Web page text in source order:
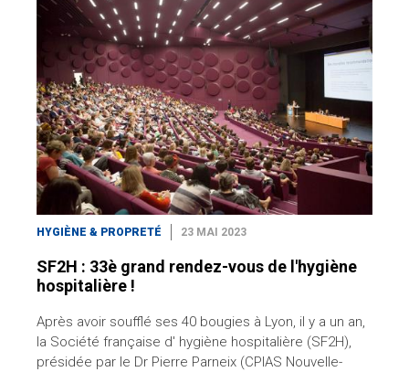
HYGIÈNE & PROPRETÉ 23 MAI 2023
SF2H : 33è grand rendez-vous de l'hygiène
hospitalière !
Après avoir soufflé ses 40 bougies à Lyon, il y a un an,
la Société française d' hygiène hospitalière (SF2H),
présidée par le Dr Pierre Parneix (CPIAS Nouvelle-